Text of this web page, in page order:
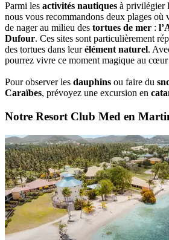
Parmi les activités nautiques à privilégier
nous vous recommandons deux plages où
de nager au milieu des tortues de mer :
Dufour. Ces sites sont particulièrement
des tortues dans leurélément naturel.
pourrez vivre ce moment magique au cœur
Pour observer les dauphins ou faire du
Caraïbes, prévoyez une excursion en
Notre Resort Club Med en